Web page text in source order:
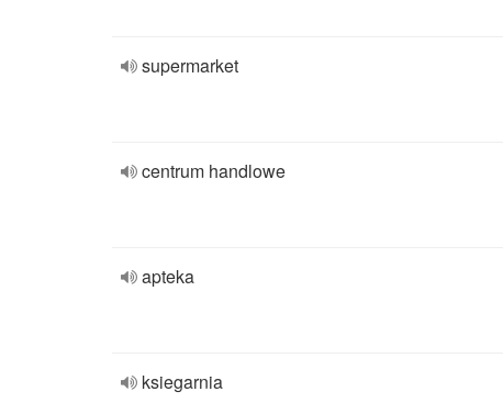
supermarket
centrum handlowe
apteka
ksiegarnia